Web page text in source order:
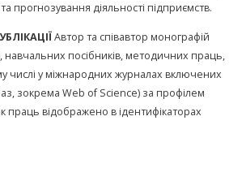
прогнозування діяльності підприємств.
Автор та співавтор монографій
навчальних посібників, методичних праць,
числі у міжнародних журналах включених
зокрема Web of Science) за профілем
праць відображено в ідентифікаторах